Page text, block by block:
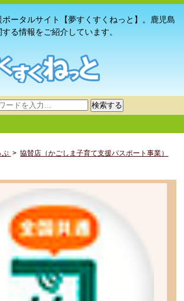
ータルサイト【夢すくすくねっと】。鹿児島
る情報をご紹介しています。
検索する
ぷ >協賛店（かごしま子育て支援パスポート事業）